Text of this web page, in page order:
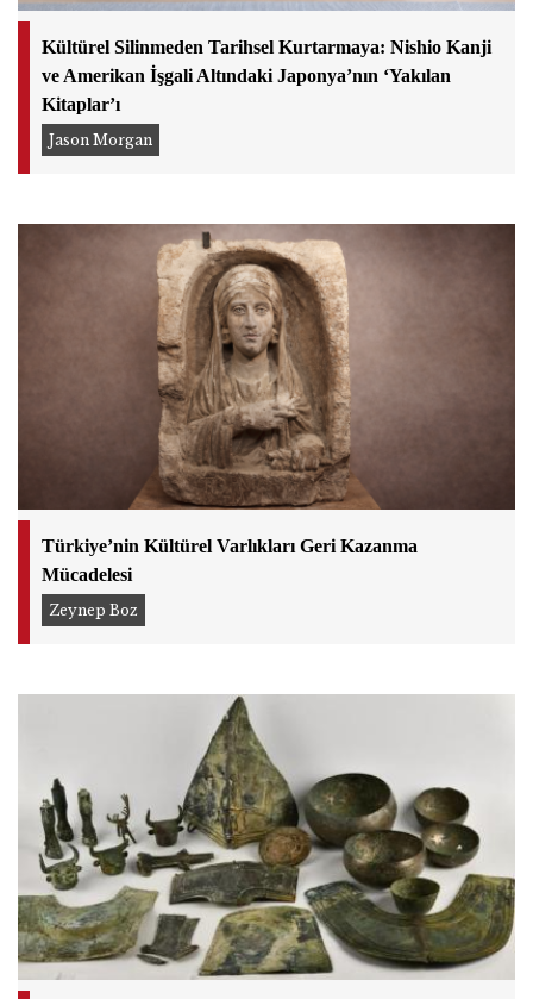
Kültürel Silinmeden Tarihsel Kurtarmaya: Nishio Kanji
ve Amerikan İşgali Altındaki Japonya’nın ‘Yakılan
Kitaplar’ı
Jason Morgan
Türkiye’nin Kültürel Varlıkları Geri Kazanma
Mücadelesi
Zeynep Boz